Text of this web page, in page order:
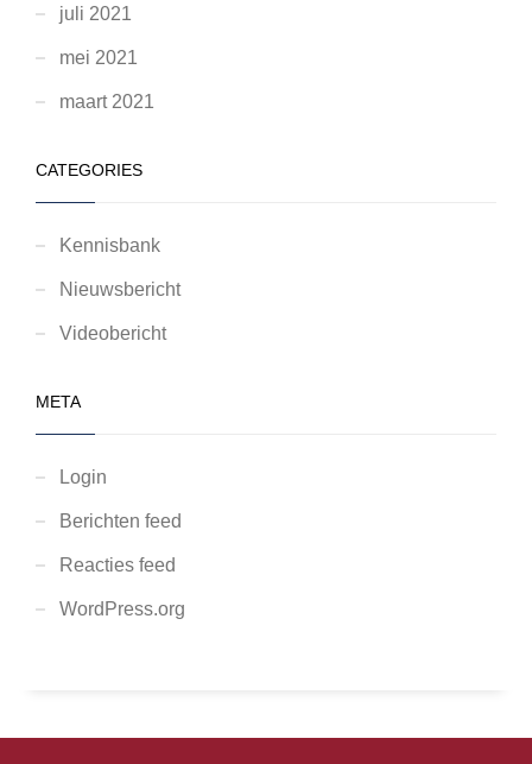
juli 2021
mei 2021
maart 2021
CATEGORIES
Kennisbank
Nieuwsbericht
Videobericht
META
Login
Berichten feed
Reacties feed
WordPress.org